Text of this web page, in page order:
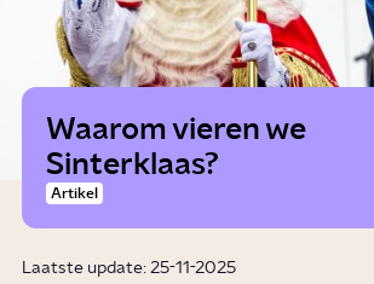
Waarom vieren we
Sinterklaas?
Artikel
Laatste update: 25-11-2025